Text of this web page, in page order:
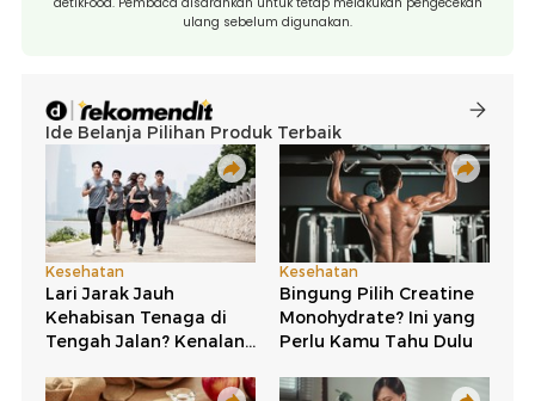
ulang sebelum digunakan.